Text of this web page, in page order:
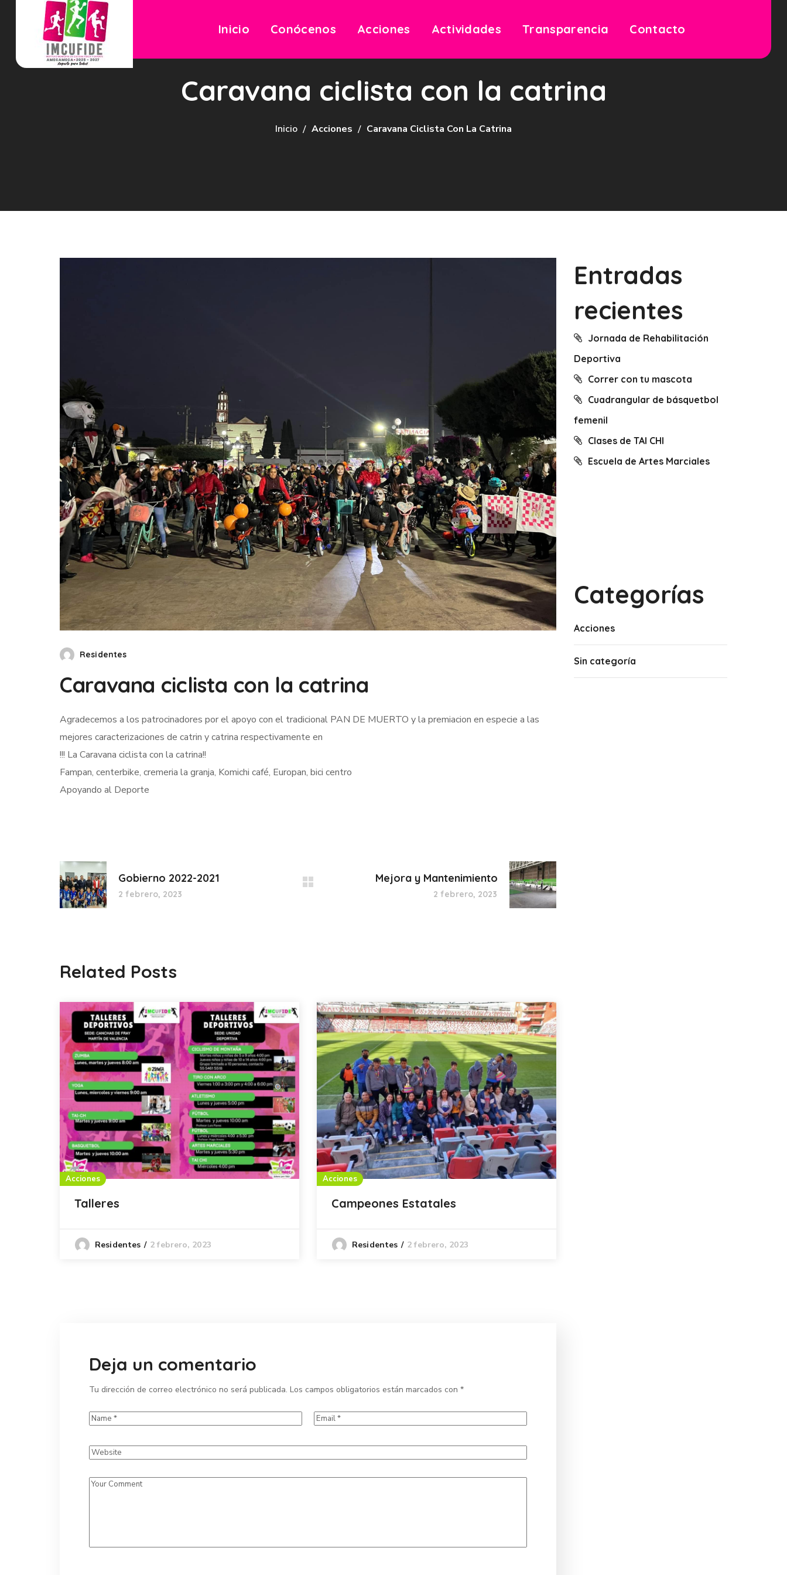
Inicio Conócenos Acciones Actividades Transparencia Contacto
Caravana ciclista con la catrina
Inicio Acciones Caravana Ciclista Con La Catrina
Residentes
Caravana ciclista con la catrina
Agradecemos a los patrocinadores por el apoyo con el tradicional PAN DE MUERTO y la premiacion en especie a las
mejores caracterizaciones de catrin y catrina respectivamente en
!!! La Caravana ciclista con la catrina!!
Fampan, centerbike, cremeria la granja, Komichi café, Europan, bici centro
Apoyando al Deporte
Gobierno 2022-2021
2 febrero, 2023
Mejora y Mantenimiento
2 febrero, 2023
Related Posts
Acciones
Talleres
Residentes 2 febrero, 2023
Acciones
Campeones Estatales
Residentes 2 febrero, 2023
Deja un comentario
Tu dirección de correo electrónico no será publicada. Los campos obligatorios están marcados con *
Entradas
recientes
Jornada de Rehabilitación
Deportiva
Correr con tu mascota
Cuadrangular de básquetbol
femenil
Clases de TAI CHI
Escuela de Artes Marciales
Categorías
Acciones
Sin categoría